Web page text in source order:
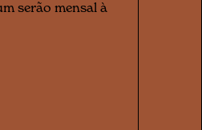
serão mensal à